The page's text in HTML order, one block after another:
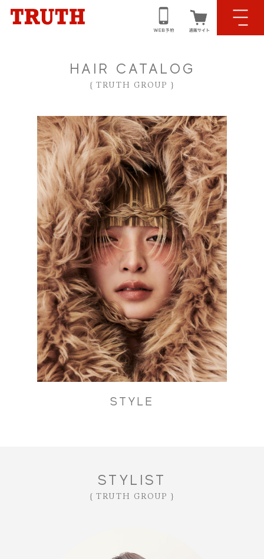
HOME｜ホーム
CONCEPT｜コンセプト
NEWS｜ニュース情報
SALON LIST｜サロン一覧
HAIR SALON｜ヘアサロン
NAIL SALON｜ネイルサロン
EYELASH SALON｜アイラッシュサロン
ESTHE SALON｜エステサロン
HAIR CATALOG｜ヘアカタログ
CONTACT｜お問合せ
HAIR CATALOG
{ TRUTH GROUP }
STYLE
STYLIST
{ TRUTH GROUP }